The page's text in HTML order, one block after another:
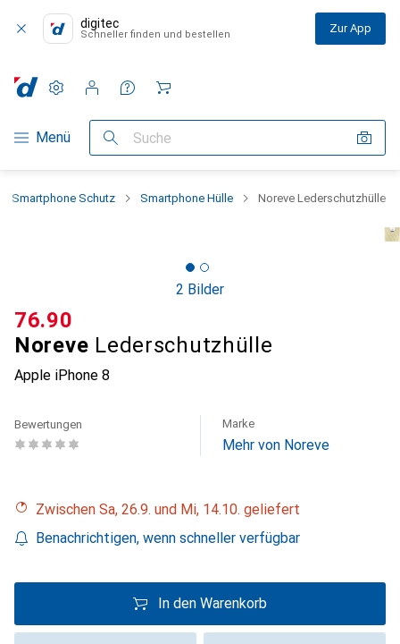
digitec
Schneller finden und bestellen Zur App
Navigation nach Kategorien
Menü Suche
Einstellungen
Kundenkonto
Vergleichslisten
Merklisten
Warenkorb
Smartphone Schutz Smartphone Hülle Noreve Lederschutzhülle
2 Bilder
Noreve Lederschutzhülle
Apple iPhone 8
CHF
76.90
Bewertungen Marke
Mehr von Noreve
Zwischen Sa, 26.9. und Mi, 14.10. geliefert
Benachrichtigen, wenn schneller verfügbar
In den Warenkorb